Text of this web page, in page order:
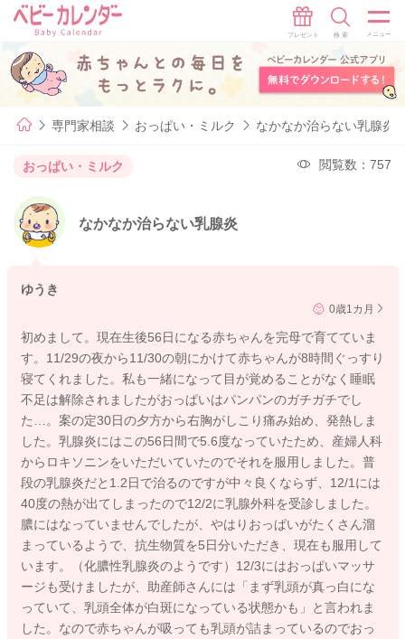
専門家相談 おっぱい・ミルク なかなか治らない乳腺炎
おっぱい・ミルク 閲覧数：757
なかなか治らない乳腺炎
ゆうき
0歳1カ月
初めまして。現在生後56日になる赤ちゃんを完母で育てていま
す。11/29の夜から11/30の朝にかけて赤ちゃんが8時間ぐっすり
寝てくれました。私も一緒になって目が覚めることがなく睡眠
不足は解除されましたがおっぱいはパンパンのガチガチでし
た…。案の定30日の夕方から右胸がしこり痛み始め、発熱しま
した。乳腺炎にはこの56日間で5.6度なっていたため、産婦人科
からロキソニンをいただいていたのでそれを服用しました。普
段の乳腺炎だと1.2日で治るのですが中々良くならず、12/1には
40度の熱が出てしまったので12/2に乳腺外科を受診しました。
膿にはなっていませんでしたが、やはりおっぱいがたくさん溜
まっているようで、抗生物質を5日分いただき、現在も服用して
います。（化膿性乳腺炎のようです）12/3にはおっぱいマッサ
ージも受けましたが、助産師さんには「まず乳頭が真っ白にな
っていて、乳頭全体が白斑になっている状態かも」と言われま
した。なので赤ちゃんが吸っても乳頭が詰まっているのでおっ